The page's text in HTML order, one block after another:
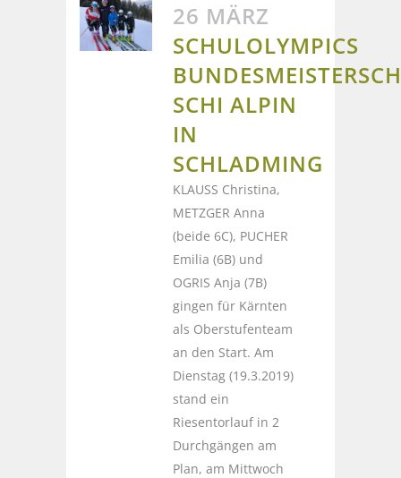
26 MÄRZ
SCHULOLYMPICS
SCHI ALPIN
IN
SCHLADMING
KLAUSS Christina,
METZGER Anna
(beide 6C), PUCHER
Emilia (6B) und
OGRIS Anja (7B)
gingen für Kärnten
als Oberstufenteam
an den Start. Am
Dienstag (19.3.2019)
stand ein
Riesentorlauf in 2
Durchgängen am
Plan, am Mittwoch